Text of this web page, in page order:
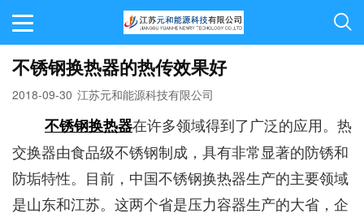
不锈钢换热器的热传效果好
2018-09-30 江苏元和能源科技有限公司
不锈钢换热器在许多领域得到了广泛的应用。热
交换器由食品级不锈钢制成，具有非常显著的防锈和
防垢特性。目前，中国不锈钢换热器生产的主要领域
是山东和江苏。这两个省是压力容器生产的大省，企